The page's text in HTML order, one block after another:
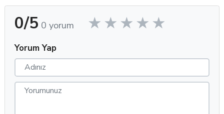
Iris Kapatıcı Etki: Koyu gözlerde dahi belirgin ve tatmin edici
renk değişimi sağlar.
koruması.
Optik Mağazalara Özel Toptan Satış: Bonitolente Medikal’in
dağıtım gücüyle geniş ürün stoğu ve hızlı tedarik avantajı.
0/5 0 yorum
Yorum Yap